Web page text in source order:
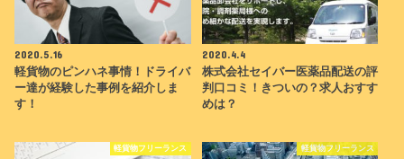
2020.5.16
軽貨物のピンハネ事情！ドライバ
ー達が経験した事例を紹介しま
す！
2020.4.4
株式会社セイバー医薬品配送の評
判口コミ！きついの？求人おすす
めは？
軽貨物フリーランス 軽貨物フリーランス